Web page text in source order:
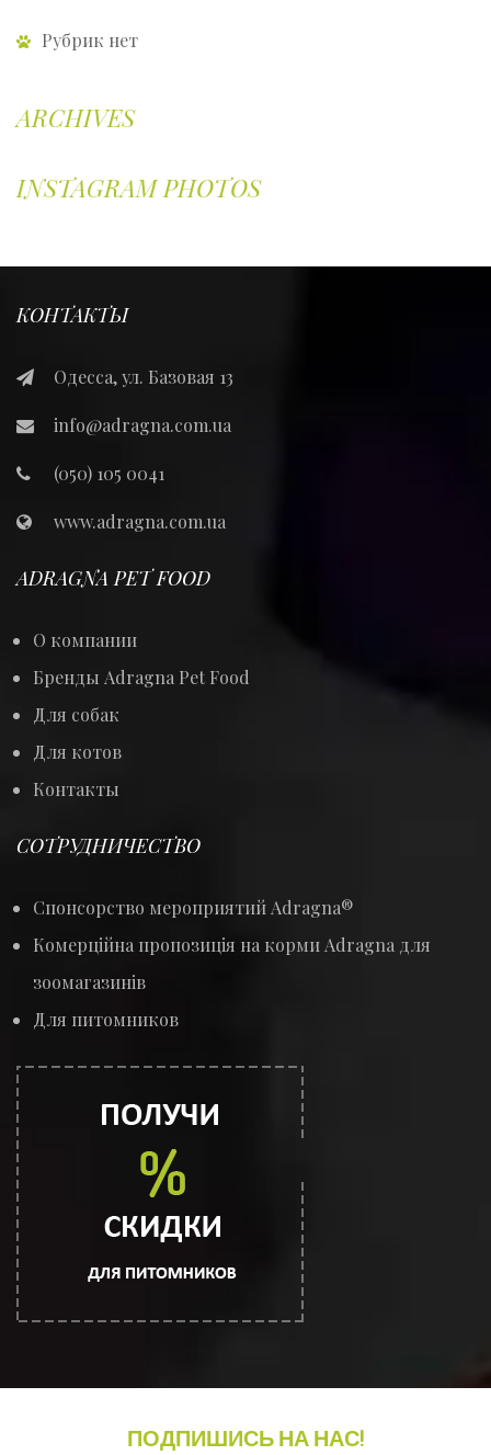
Рубрик нет
ARCHIVES
INSTAGRAM PHOTOS
КОНТАКТЫ
Одесса, ул. Базовая 13
info@adragna.com.ua
(050) 105 0041
www.adragna.com.ua
ADRAGNA PET FOOD
О компании
Бренды Adragna Pet Food
Для собак
Для котов
Контакты
СОТРУДНИЧЕСТВО
Спонсорство мероприятий Adragna®
Комерційна пропозиція на корми Adragna для
зоомагазинів
Для питомников
ПОДПИШИСЬ НА НАС!